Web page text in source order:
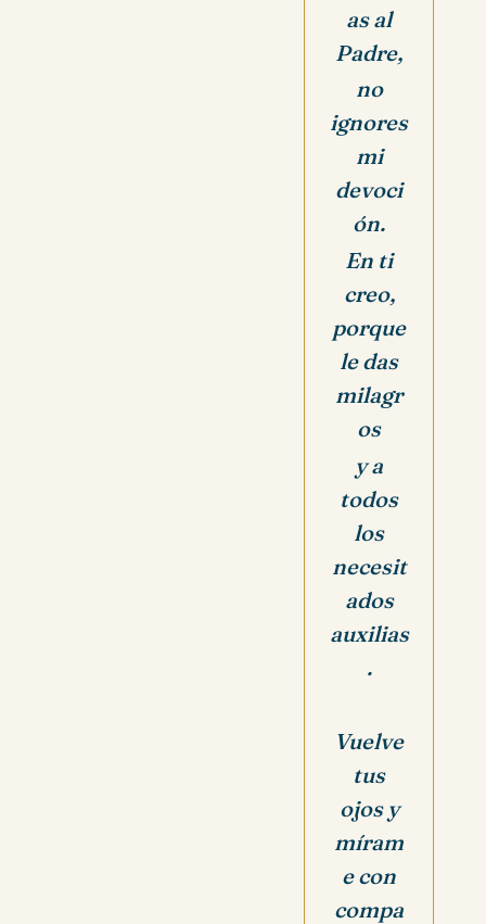
as al
Padre,
no
ignores
mi
devoci
ón.
En ti
creo,
porque
le das
milagr
os
y a
todos
los
necesit
ados
auxilias
.
Vuelve
tus
ojos y
míram
e con
compa